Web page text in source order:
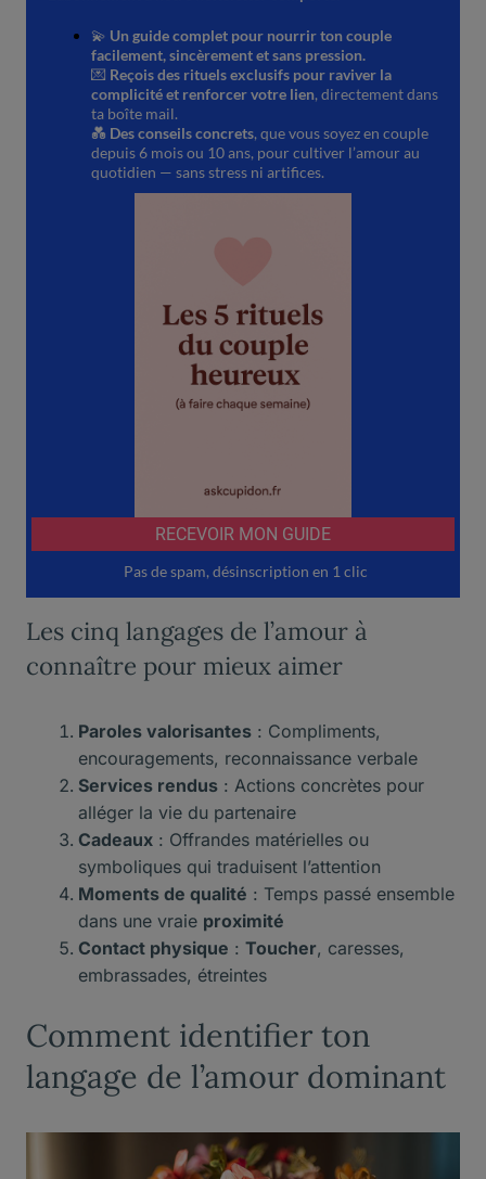
Les cinq langages de l’amour à
connaître pour mieux aimer
Paroles valorisantes : Compliments,
encouragements, reconnaissance verbale
Services rendus : Actions concrètes pour
alléger la vie du partenaire
Cadeaux : Offrandes matérielles ou
symboliques qui traduisent l’attention
Moments de qualité : Temps passé ensemble
dans une vraie proximité
Contact physique : Toucher, caresses,
embrassades, étreintes
Comment identifier ton
langage de l’amour dominant